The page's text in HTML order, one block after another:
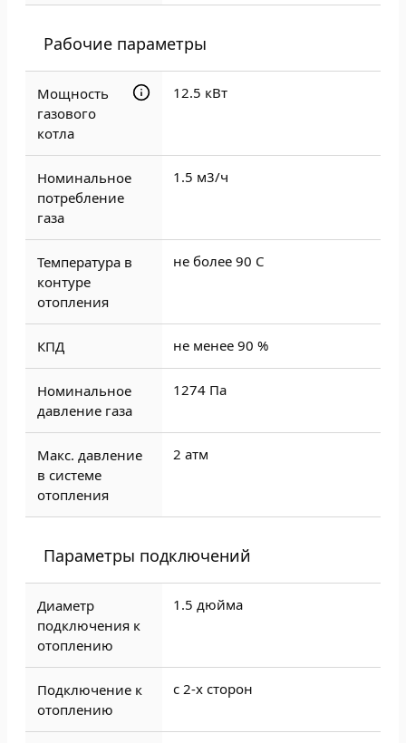
Рабочие параметры
Мощность
газового
котла
12.5 кВт
Номинальное
потребление
газа
1.5 м3/ч
Температура в
контуре
отопления
не более 90 С
КПД не менее 90 %
Номинальное
давление газа
1274 Па
Макс. давление
в системе
отопления
2 атм
Параметры подключений
Диаметр
подключения к
отоплению
1.5 дюйма
Подключение к
отоплению
с 2-х сторон